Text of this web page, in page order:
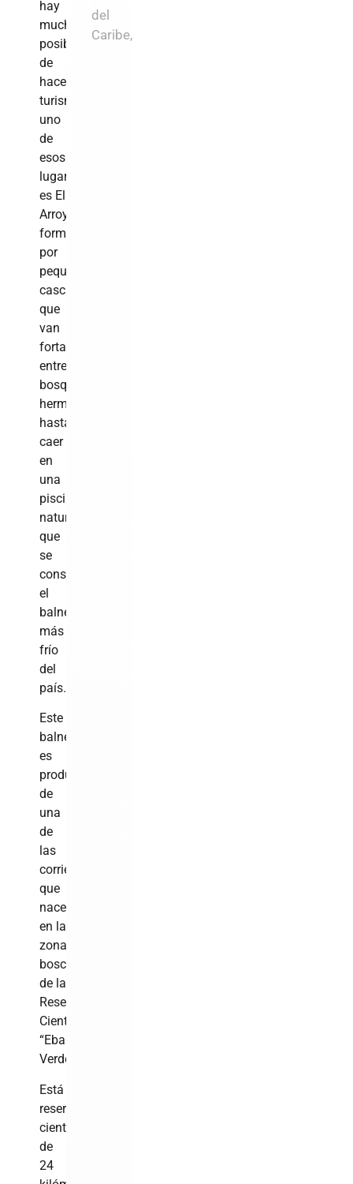
hay
muchas
posibilidades
de
hacer
turismo,
uno
de
esos
lugares
es El
Arroyazo,
formado
por
pequeñas
cascadas
que
van
fortaleciéndose
entre
bosques
hermosos,
hasta
caer
en
una
piscina
natural
que
se
considera
el
balneario
más
frío
del
país.
Este
balneario
es
producto
de
una
de
las
corrientes
que
nace
en la
zona
boscosa
de la
Reserva
Científica
“Ebano
Verde”.
Está
reserva
científica
de
24
del
Caribe,